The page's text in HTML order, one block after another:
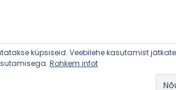
küpsiseid. Veebilehe kasutamist
Rohkem infot